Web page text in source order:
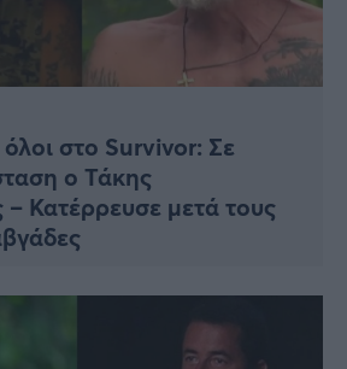
στο Survivor: Σε
ο Τάκης
– Κατέρρευσε μετά τους